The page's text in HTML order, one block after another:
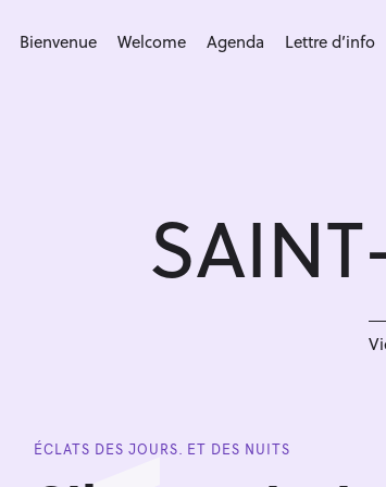
Bienvenue Welcome Agenda Lettre d’info
ÉCLATS DES JOURS. ET DES NUITS